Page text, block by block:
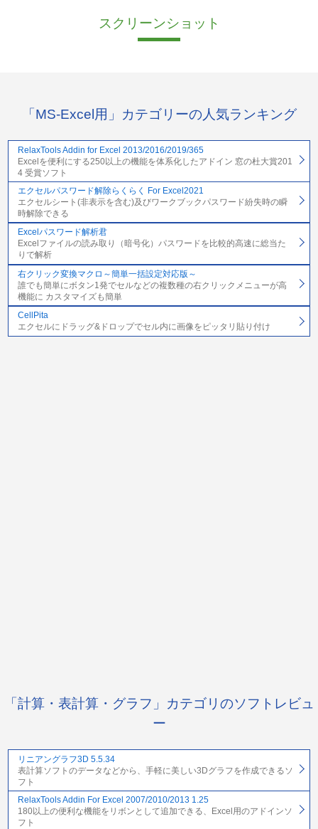
スクリーンショット
「MS-Excel用」カテゴリーの人気ランキング
RelaxTools Addin for Excel 2013/2016/2019/365
Excelを便利にする250以上の機能を体系化したアドイン 窓の杜大賞201
4 受賞ソフト
エクセルパスワード解除らくらく For Excel2021
エクセルシート(非表示を含む)及びワークブックパスワード紛失時の瞬
時解除できる
Excelパスワード解析君
Excelファイルの読み取り（暗号化）パスワードを比較的高速に総当た
りで解析
右クリック変換マクロ～簡単一括設定対応版～
誰でも簡単にボタン1発でセルなどの複数種の右クリックメニューが高
機能に カスタマイズも簡単
CellPita
エクセルにドラッグ&ドロップでセル内に画像をピッタリ貼り付け
「計算・表計算・グラフ」カテゴリのソフトレビュ
ー
リニアングラフ3D 5.5.34
表計算ソフトのデータなどから、手軽に美しい3Dグラフを作成できるソ
フト
RelaxTools Addin For Excel 2007/2010/2013 1.25
180以上の便利な機能をリボンとして追加できる、Excel用のアドインソ
フト